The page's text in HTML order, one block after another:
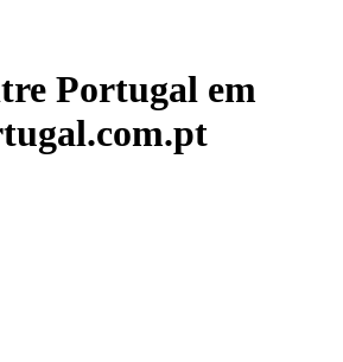
Portugal em